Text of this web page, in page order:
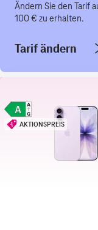
Ändern Sie den Tarif
100 € zu erhalten.
Tarif ändern
AKTIONSPREIS